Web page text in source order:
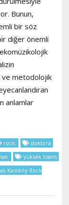
Bunun,
bir söz
diğer önemli
metodolojik
anlamlar
rock
doktora
yüksek lisans
Kadıköy Rock